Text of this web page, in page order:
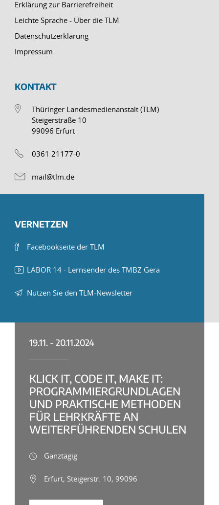
Erklärung zur Barrierefreiheit
Leichte Sprache - Über die TLM
Datenschutzerklärung
Impressum
KONTAKT
Thüringer Landesmedienanstalt (TLM)
Steigerstraße 10
99096 Erfurt
0361 21177-0
mail@tlm.de
VERNETZEN
Facebookseite der TLM
LABOR 14 - Lernsender des TMBZ Gera
Nutzen Sie den TLM-Newsletter
19.11. - 20.11.2024
KLICK IT, CODE IT, MAKE IT:
PROGRAMMIERGRUNDLAGEN
UND PRAKTISCHE METHODEN
FÜR LEHRKRÄFTE AN
WEITERFÜHRENDEN SCHULEN
Ganztägig
Erfurt, Steigerstr. 10, 99096